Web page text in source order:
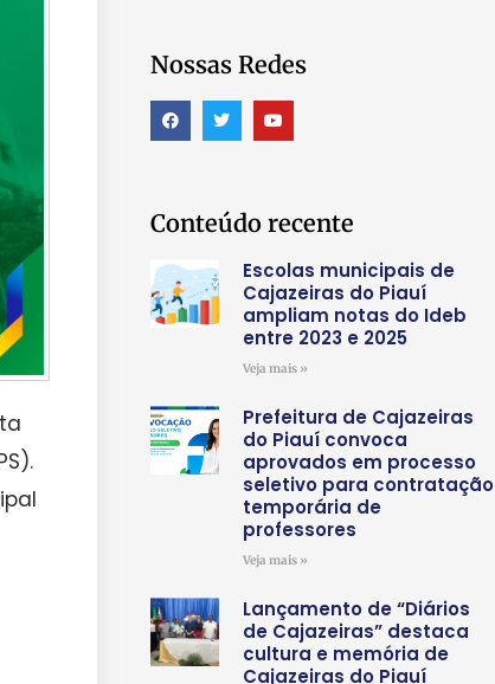
Nossas Redes
Conteúdo recente
Escolas municipais de
Cajazeiras do Piauí
ampliam notas do Ideb
entre 2023 e 2025
Veja mais »
Prefeitura de Cajazeiras
do Piauí convoca
aprovados em processo
seletivo para contratação
temporária de
professores
Veja mais »
Lançamento de “Diários
de Cajazeiras” destaca
cultura e memória de
Cajazeiras do Piauí